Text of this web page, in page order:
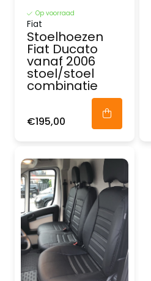
Op voorraad
Fiat
Stoelhoezen
Fiat Ducato
vanaf 2006
stoel/stoel
combinatie
€195,00